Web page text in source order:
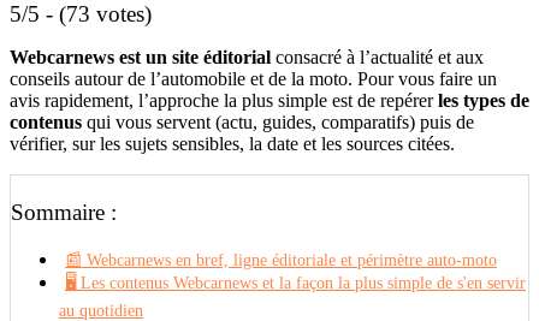
5/5 - (73 votes)
Webcarnews est un site éditorial consacré à l’actualité et aux
conseils autour de l’automobile et de la moto. Pour vous faire un
avis rapidement, l’approche la plus simple est de repérerles types de
contenus qui vous servent (actu, guides, comparatifs) puis de
vérifier, sur les sujets sensibles, la date et les sources citées.
Sommaire :
📰 Webcarnews en bref, ligne éditoriale et périmètre auto-moto
🖥️ Les contenus Webcarnews et la façon la plus simple de s'en servir
au quotidien